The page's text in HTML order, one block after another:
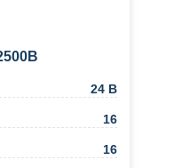
24 В
16
16